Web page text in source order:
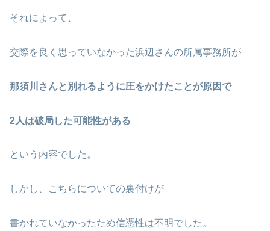
それによって、
交際を良く思っていなかった浜辺さんの所属事務所が
那須川さんと別れるように圧をかけたことが原因で
2人は破局した可能性がある
という内容でした。
しかし、こちらについての裏付けが
書かれていなかったため信憑性は不明でした。